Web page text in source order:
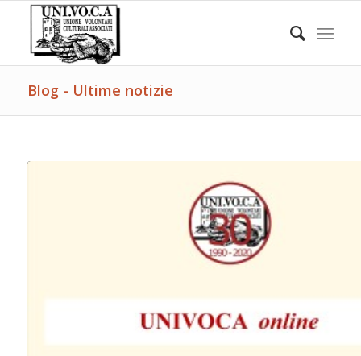
Blog - Ultime notizie